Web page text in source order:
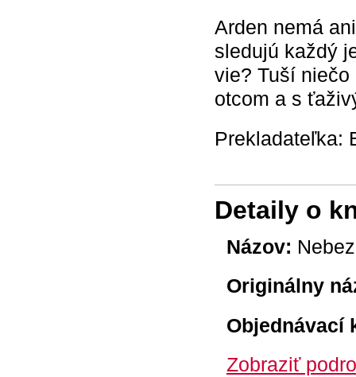
Arden nemá
sledujú každý
vie? Tuší
otcom a s
Prekladateľka:
Detaily o
Názov:
Originálny
Objednávací
Zobraziť